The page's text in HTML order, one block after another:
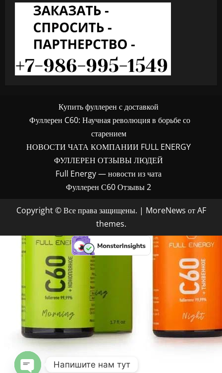
Купить фуллерен с доставкой
Фуллерен C60: Научная революция в борьбе со
старением
НОВОСТИ ЧАТА КОМПАНИИ FULL ENERGY
ФУЛЛЕРЕН ОТЗЫВЫ ЛЮДЕЙ
Full Energy — новости из чата
Фуллерен С60 Отзывы 2
Copyright © Все права защищены. | MoreNews от AF
themes.
Напишите нам тут